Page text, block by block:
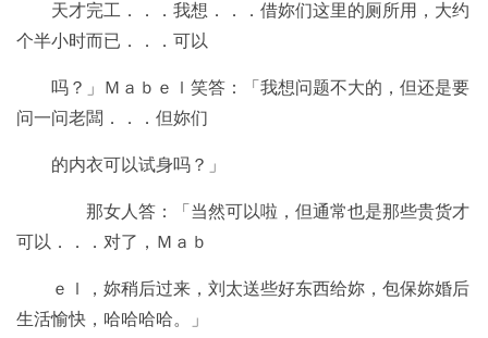
天才完工．．．我想．．．借妳们这里的厕所用，大约
个半小时而已．．．可以
吗？」Ｍａｂｅｌ笑答：「我想问题不大的，但还是要
问一问老闆．．．但妳们
的内衣可以试身吗？」
那女人答：「当然可以啦，但通常也是那些贵货才
可以．．．对了，Ｍａｂ
ｅｌ，妳稍后过来，刘太送些好东西给妳，包保妳婚后
生活愉快，哈哈哈哈。」